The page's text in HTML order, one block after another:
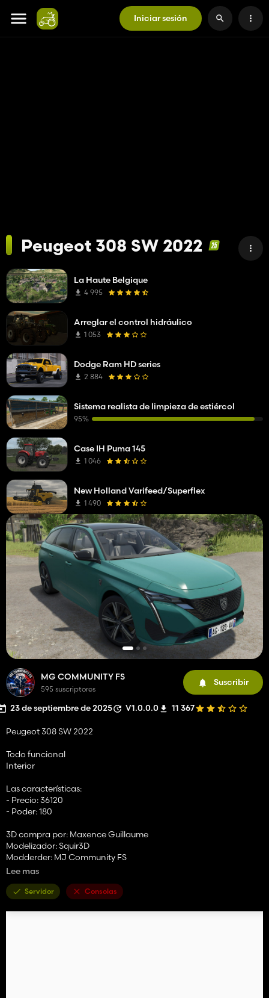
Iniciar sesión
Peugeot 308 SW 2022
MG COMMUNITY FS
595 suscriptores
Suscribir
23 de septiembre de 2025 V1.0.0.0 11 367
Peugeot 308 SW 2022
Todo funcional
Interior
Las características:
- Precio: 36120
- Poder: 180
3D compra por: Maxence Guillaume
Modelizador: Squir3D
Modderder: MJ Community FS
originales, venta no autorizada
PPS: pronto se realizará una actualización para el plástico de las
luces que y en transparente ...
Lee mas
Servidor Consolas
La Haute Belgique
4 995
Arreglar el control hidráulico
1 053
Dodge Ram HD series
2 884
Sistema realista de limpieza de estiércol
95%
Case IH Puma 145
1 046
New Holland Varifeed/Superflex
1 490